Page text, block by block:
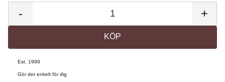
+
-
KÖP
Est. 1998
Gör det enkelt för dig